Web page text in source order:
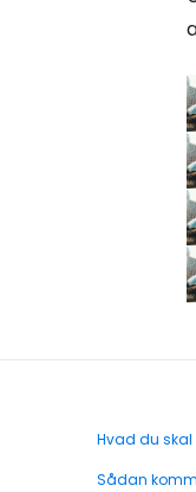
Hvad du skal
Sådan